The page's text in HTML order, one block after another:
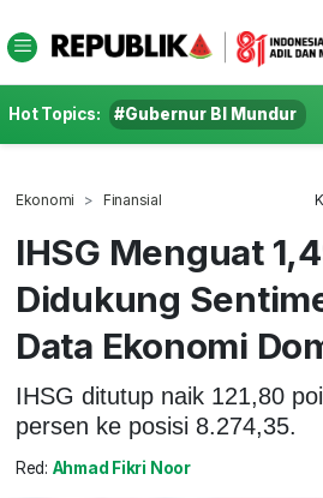
Hot Topics: #Gubernur BI Mundur
Ekonomi Finansial
IHSG Menguat
Didukung
Data Ekonomi
IHSG ditutup naik 121,80
persen ke posisi 8.274,35.
Red: Ahmad Fikri Noor